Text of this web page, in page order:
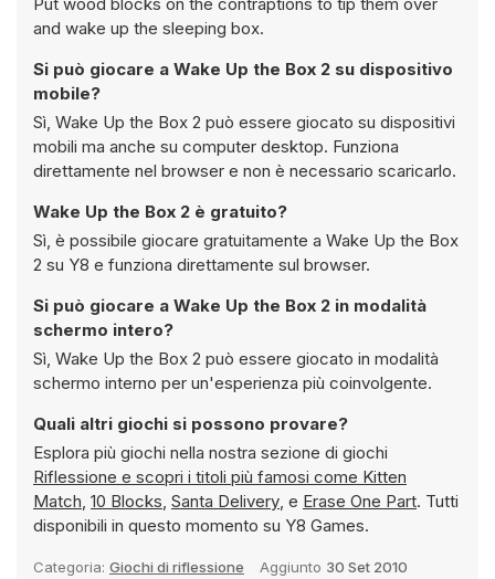
and wake up the sleeping box.
Si può giocare a Wake Up the Box 2 su dispositivo
mobile?
Sì, Wake Up the Box 2 può essere giocato su dispositivi
mobili ma anche su computer desktop. Funziona
direttamente nel browser e non è necessario scaricarlo.
Wake Up the Box 2 è gratuito?
Sì, è possibile giocare gratuitamente a Wake Up the Box
2 su Y8 e funziona direttamente sul browser.
Si può giocare a Wake Up the Box 2 in modalità
schermo intero?
Sì, Wake Up the Box 2 può essere giocato in modalità
schermo interno per un'esperienza più coinvolgente.
Quali altri giochi si possono provare?
Esplora più giochi nella nostra sezione di giochi
Riflessione e scopri i titoli più famosi come Kitten
Match, 10 Blocks, Santa Delivery, e Erase One Part. Tutti
disponibili in questo momento su Y8 Games.
Categoria: Giochi di riflessione Aggiunto 30 Set 2010